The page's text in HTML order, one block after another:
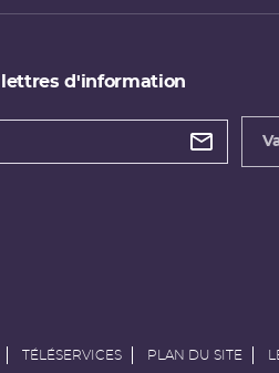
lettres d'information
TÉLÉSERVICES PLAN DU SITE